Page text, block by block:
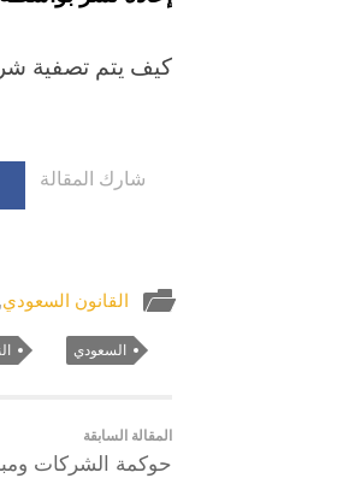
كيف يتم تصفية
شارك المقالة
القانون السعودي,
السعودي
المقالة السابقة
حوكمة الشركات